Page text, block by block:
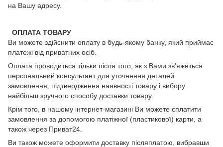
на Вашу адресу.
ОПЛАТА ТОВАРУ
Ви можете здійснити оплату в будь-якому банку, який приймає
платежі від приватних осіб.
Оплата проводиться тільки після того, як з Вами зв'яжеться
персональний консультант для уточнення деталей
замовлення, підтвердження наявності товару і вибору
найбільш зручного способу доставки товару.
Крім того, в нашому інтернет-магазині Ви можете сплатити
замовлення за допомогою платіжної (пластикової) карти, а
також через Приват24.
Ви також можете оформити доставку післяплатою, вибравши